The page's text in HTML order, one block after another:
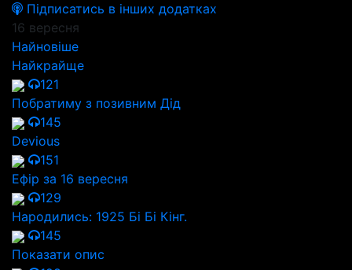
Підписатись в інших додатках
16 вересня
Найновіше
Найкрайще
121
Побратиму з позивним Дід
145
Devious
151
Ефір за 16 вересня
129
Народились: 1925 Бі Бі Кінг.
145
Показати опис